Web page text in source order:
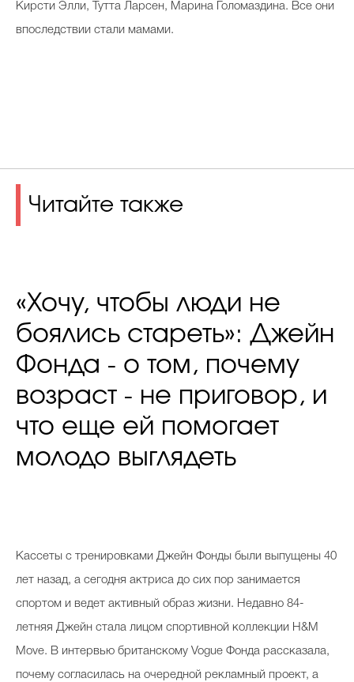
Кирсти Элли, Тутта Ларсен, Марина Голомаздина. Все они
впоследствии стали мамами.
Читайте также
«Хочу, чтобы люди не
боялись стареть»: Джейн
Фонда - о том, почему
возраст - не приговор, и
что еще ей помогает
молодо выглядеть
Кассеты с тренировками Джейн Фонды были выпущены 40
лет назад, а сегодня актриса до сих пор занимается
спортом и ведет активный образ жизни. Недавно 84-
летняя Джейн стала лицом спортивной коллекции H&M
Move. В интервью британскому Vogue Фонда рассказала,
почему согласилась на очередной рекламный проект, а